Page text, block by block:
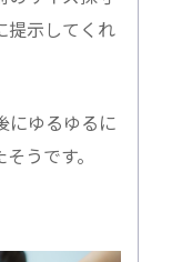
提示してくれ
にゆるゆるに
うです。